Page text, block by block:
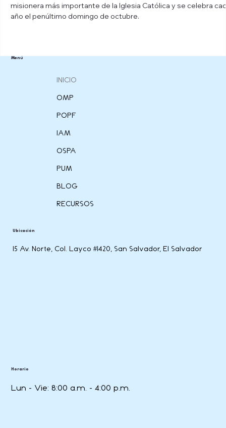
misionera más importante de la Iglesia Católica y se celebra
año el penúltimo domingo de octubre.
Menú
INICIO
OMP
POPF
IAM
OSPA
PUM
BLOG
RECURSOS
Horario
Lun - Vie: 8:00 a.m. - 4:00 p.m.
Ubicación
15 Av. Norte, Col. Layco #1420, San Salvador, El Salvador